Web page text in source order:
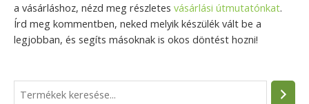
a vásárláshoz, nézd meg részletes vásárlási útmutatónkat.
Írd meg kommentben, neked melyik készülék vált be a
legjobban, és segíts másoknak is okos döntést hozni!